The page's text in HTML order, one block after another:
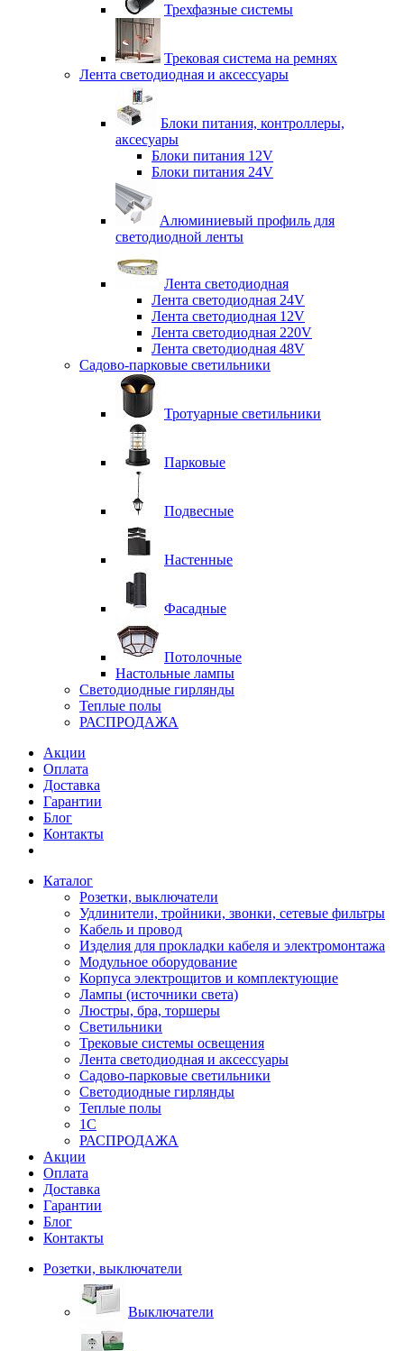
Трехфазные системы
Трековая система на ремнях
Лента светодиодная и аксессуары
Блоки питания, контроллеры,
аксесуары
Блоки питания 12V
Блоки питания 24V
Алюминиевый профиль для
светодиодной ленты
Лента светодиодная
Лента светодиодная 24V
Лента светодиодная 12V
Лента светодиодная 220V
Лента светодиодная 48V
Садово-парковые светильники
Тротуарные светильники
Парковые
Подвесные
Настенные
Фасадные
Потолочные
Настольные лампы
Светодиодные гирлянды
Теплые полы
РАСПРОДАЖА
Акции
Оплата
Доставка
Гарантии
Блог
Контакты
Каталог
Розетки, выключатели
Удлинители, тройники, звонки, сетевые фильтры
Кабель и провод
Изделия для прокладки кабеля и электромонтажа
Модульное оборудование
Корпуса электрощитов и комплектующие
Лампы (источники света)
Люстры, бра, торшеры
Светильники
Трековые системы освещения
Лента светодиодная и аксессуары
Садово-парковые светильники
Светодиодные гирлянды
Теплые полы
1С
РАСПРОДАЖА
Акции
Оплата
Доставка
Гарантии
Блог
Контакты
Розетки, выключатели
Выключатели